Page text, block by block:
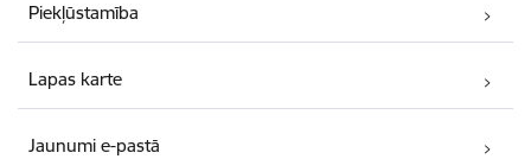
Piekļūstamība
Lapas karte
Jaunumi e-pastā